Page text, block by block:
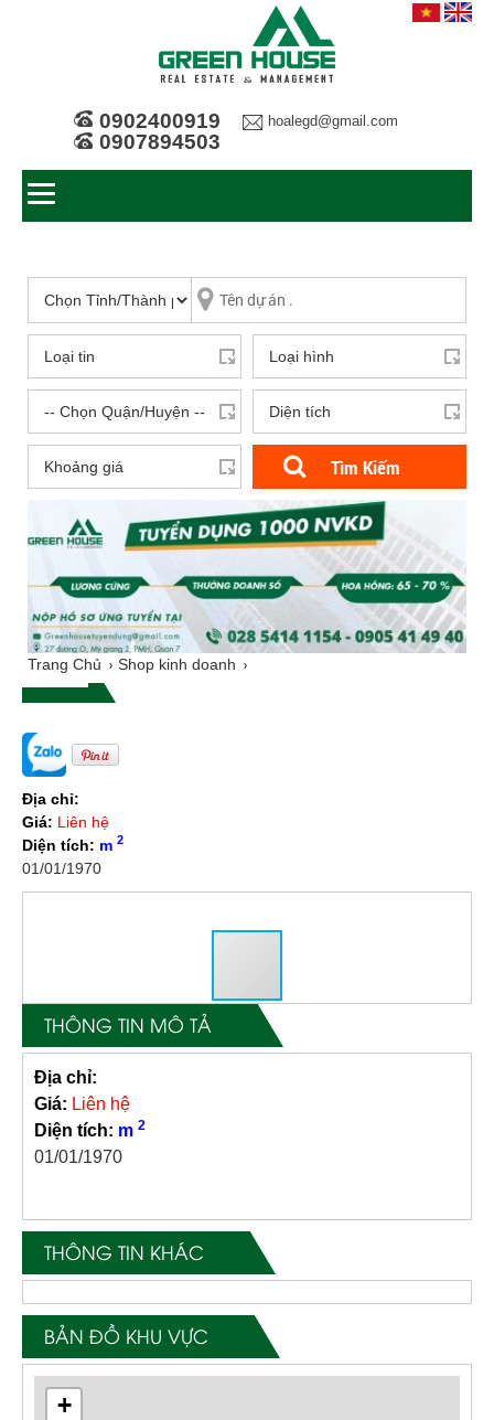
0902400919
0907894503
hoalegd@gmail.com
Tìm Kiếm
Trang Chủ Shop kinh doanh
Địa chỉ:
Giá: Liên hệ
Diện tích: m 2
01/01/1970
THÔNG TIN MÔ TẢ
Địa chỉ:
Giá: Liên hệ
Diện tích: m 2
01/01/1970
THÔNG TIN KHÁC
BẢN ĐỒ KHU VỰC
+